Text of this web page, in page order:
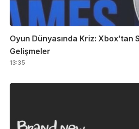
Oyun Dünyasında Kriz: Xbox’tan
Gelişmeler
13:35